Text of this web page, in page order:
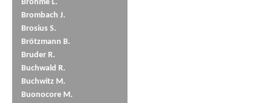
Brohme L.
Brombach J.
Brosius S.
Brötzmann B.
Bruder R.
Buchwald R.
Buchwitz M.
Buonocore M.